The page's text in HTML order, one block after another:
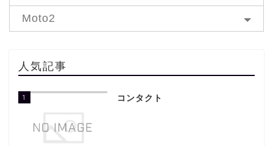
Moto2
人気記事
1 コンタクト